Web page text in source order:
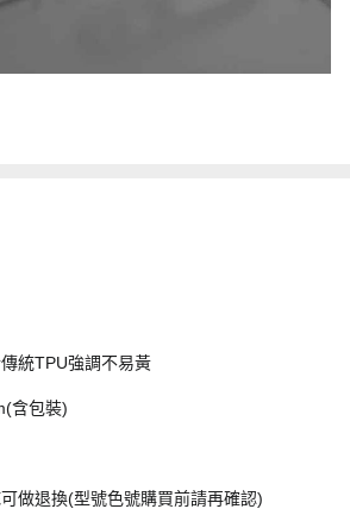
統TPU強調不易黃
含包裝)
做退換(型號色號購買前請再確認)